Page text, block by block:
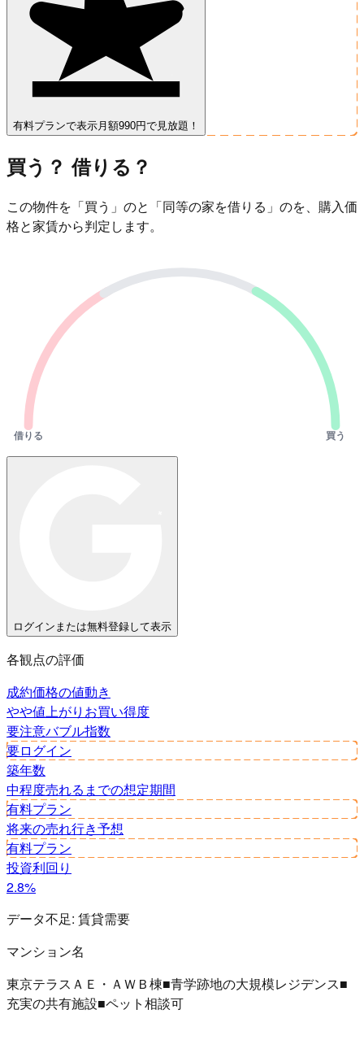
有料プランで表示 月額990円で見放題！
買う？ 借りる？
この物件を「買う」のと「同等の家を借りる」のを、購入価
格と家賃から判定します。
借りる 買う
ログインまたは無料登録して表示
各観点の評価
成約価格の値動き
やや値上がり お買い得度
要注意バブル指数
要ログイン
築年数
中程度売れるまでの想定期間
有料プラン
将来の売れ行き予想
有料プラン
投資利回り
2.8%
データ不足: 賃貸需要
マンション名
東京テラスＡＥ・ＡＷＢ棟■青学跡地の大規模レジデンス■
充実の共有施設■ペット相談可